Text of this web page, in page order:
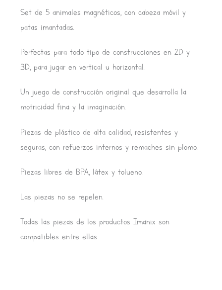
Set de 5 animales magnéticos, con cabeza móvil y
patas imantadas.
Perfectas para todo tipo de construcciones en 2D y
3D, para jugar en vertical u horizontal.
Un juego de construcción original que desarrolla la
motricidad fina y la imaginación.
Piezas de plástico de alta calidad, resistentes y
seguras, con refuerzos internos y remaches sin plomo.
Piezas libres de BPA, látex y tolueno.
Las piezas no se repelen.
Todas las piezas de los productos Imanix son
compatibles entre ellas.